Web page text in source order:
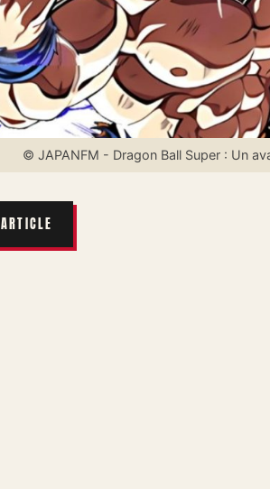
© JAPANFM - Dragon Ball Super : Un